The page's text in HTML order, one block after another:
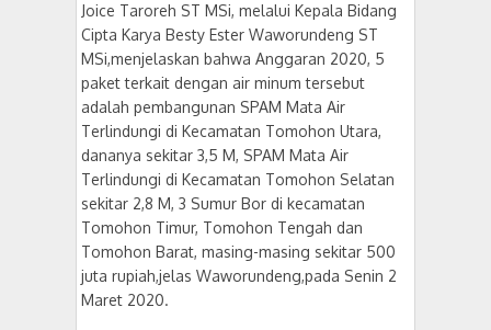
Joice Taroreh ST MSi, melalui Kepala Bidang
Cipta Karya Besty Ester Waworundeng ST
MSi,menjelaskan bahwa Anggaran 2020, 5
paket terkait dengan air minum tersebut
adalah pembangunan SPAM Mata Air
Terlindungi di Kecamatan Tomohon Utara,
dananya sekitar 3,5 M, SPAM Mata Air
Terlindungi di Kecamatan Tomohon Selatan
sekitar 2,8 M, 3 Sumur Bor di kecamatan
Tomohon Timur, Tomohon Tengah dan
Tomohon Barat, masing-masing sekitar 500
juta rupiah,jelas Waworundeng,pada Senin 2
Maret 2020.